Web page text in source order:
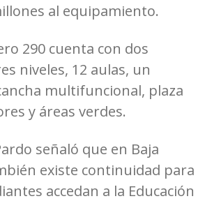
al equipamiento.
290 cuenta con dos
niveles, 12 aulas, un
multifuncional, plaza
y áreas verdes.
señaló que en Baja
existe continuidad para
accedan a la Educación